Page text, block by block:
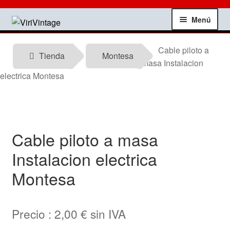
Ir
a
navegación
Ir
al
Menú
Tienda
Mi Cuenta
Noticias
Testimonios
Ofertas
Tienda Montesa
Cable piloto a
masa Instalacion
electrica Montesa
Cable piloto a masa
Instalacion electrica
Montesa
Precio : 2,00 € sin IVA